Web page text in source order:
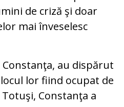
de criză şi doar
mai înveselesc
au dispărut
lor fiind ocupat de
Constanţa a